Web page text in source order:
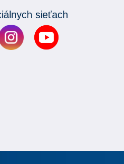
sieťach